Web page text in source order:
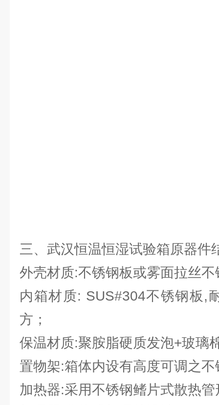
三、武汉恒温恒湿试验箱原器件
外壳材质:不锈钢板或雾面拉丝不
内箱材质: SUS#304不锈钢板,
方；
保温材质:聚胺脂硬质发泡+玻璃
置物架:箱体内设有高度可调之
加热器:采用不锈钢鳍片式散热